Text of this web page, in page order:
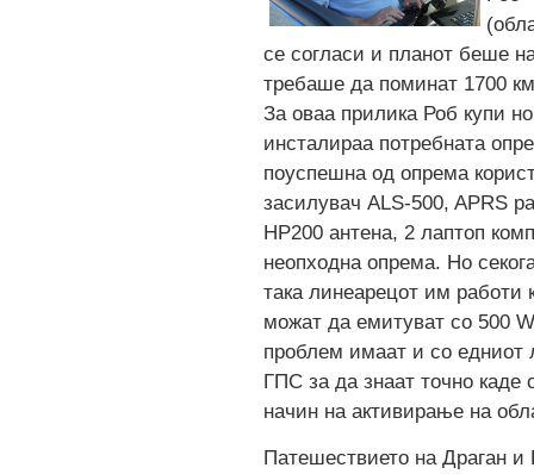
се согласи и планот беше
требаше да поминат 1700
За оваа прилика Роб купи
инсталираа потребната
поуспешна од опрема
засилувач ALS-500, APRS
HP200 антена, 2 лаптоп
неопходна опрема. Но
така линеарецот им
можат да емитуват со 500
проблем имаат и со едниот
ГПС за да знаат точно каде
начин на активирање на
Патешествието на Драган и